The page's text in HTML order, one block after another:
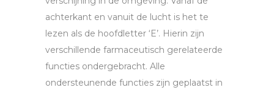
achterkant en vanuit de lucht is het te
lezen als de hoofdletter ‘E’. Hierin zijn
verschillende farmaceutisch gerelateerde
functies ondergebracht. Alle
ondersteunende functies zijn geplaatst in